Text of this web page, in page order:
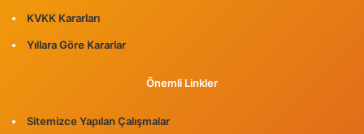
KVKK Kararları
Yıllara Göre Kararlar
Önemli Linkler
Sitemizce Yapılan Çalışmalar